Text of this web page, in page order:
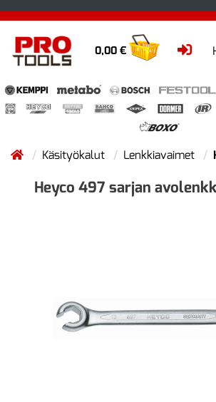
0,00 €
Käsityökalut Lenkkiavaimet
Heyco 497 sarjan